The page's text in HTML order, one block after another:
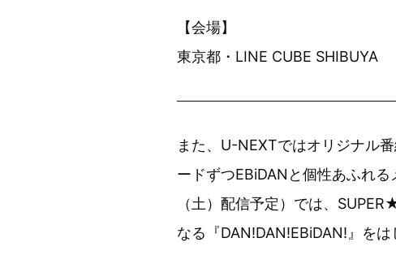
【会場】
東京都・LINE CUBE SHIBUYA
また、U-NEXTではオリジナル
ードずつEBiDANと個性あふれ
（土）配信予定）では、
なる『DAN!DAN!EBiDAN!』を